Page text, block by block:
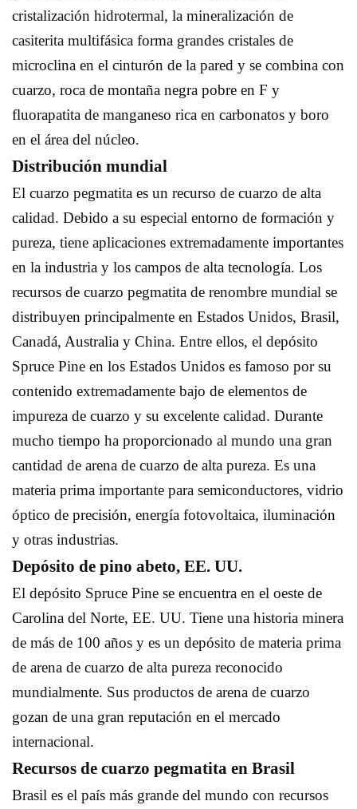
cristalización hidrotermal, la mineralización de
casiterita multifásica forma grandes cristales de
microclina en el cinturón de la pared y se combina con
cuarzo, roca de montaña negra pobre en F y
fluorapatita de manganeso rica en carbonatos y boro
en el área del núcleo.
Distribución mundial
El cuarzo pegmatita es un recurso de cuarzo de alta
calidad. Debido a su especial entorno de formación y
pureza, tiene aplicaciones extremadamente importantes
en la industria y los campos de alta tecnología. Los
recursos de cuarzo pegmatita de renombre mundial se
distribuyen principalmente en Estados Unidos, Brasil,
Canadá, Australia y China. Entre ellos, el depósito
Spruce Pine en los Estados Unidos es famoso por su
contenido extremadamente bajo de elementos de
impureza de cuarzo y su excelente calidad. Durante
mucho tiempo ha proporcionado al mundo una gran
cantidad de arena de cuarzo de alta pureza. Es una
materia prima importante para semiconductores, vidrio
óptico de precisión, energía fotovoltaica, iluminación
y otras industrias.
Depósito de pino abeto, EE. UU.
El depósito Spruce Pine se encuentra en el oeste de
Carolina del Norte, EE. UU. Tiene una historia minera
de más de 100 años y es un depósito de materia prima
de arena de cuarzo de alta pureza reconocido
mundialmente. Sus productos de arena de cuarzo
gozan de una gran reputación en el mercado
internacional.
Recursos de cuarzo pegmatita en Brasil
Brasil es el país más grande del mundo con recursos